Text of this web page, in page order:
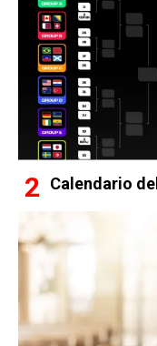
Calendario